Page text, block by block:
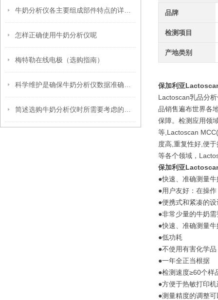
怎样正确使用牛奶分析仪呢
梅特勒在线电极（选购指南）
品牌
检测项目
产地类别
保加利亚
Lactoscan乳品分
品销售遍布世界各
保障。检测应用领
等,Lactoscan
度高,重复性好,便
等各个领域，
保加利亚
●快速、准确测量
●用户友好：在操
●便携式和紧凑的
●非常少量的牛奶需
●快速、准确测量
●低功耗
●不使用有害化学品
●一年全正当根据
●检测速度≥60个样
●方便于热敏打印
●测量精度的调整